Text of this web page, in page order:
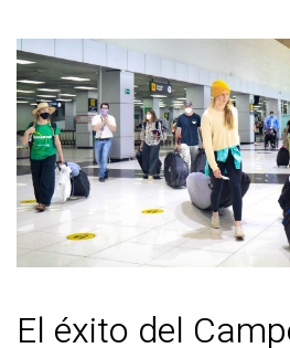
El éxito del